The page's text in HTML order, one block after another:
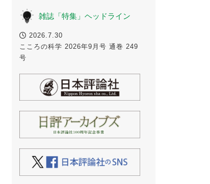
雑誌「特集」ヘッドライン
2026.7.30
こころの科学 2026年9月号 通巻 249
号